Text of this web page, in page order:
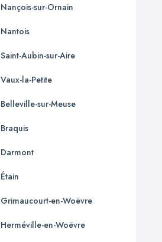
Nançois-sur-Ornain
Nantois
Saint-Aubin-sur-Aire
Vaux-la-Petite
Belleville-sur-Meuse
Braquis
Darmont
Étain
Grimaucourt-en-Woëvre
Herméville-en-Woëvre